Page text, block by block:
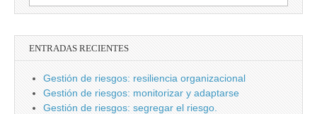
ENTRADAS RECIENTES
Gestión de riesgos: resiliencia organizacional
Gestión de riesgos: monitorizar y adaptarse
Gestión de riesgos: segregar el riesgo.